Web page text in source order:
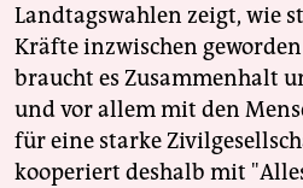
Landtagswahlen zeigt, wie
Kräfte inzwischen
braucht es Zusammenhalt
und vor allem mit den
für eine starke
kooperiert deshalb mit